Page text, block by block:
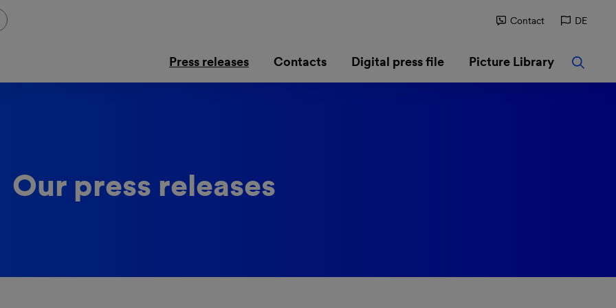
Contact DE
Press releases Contacts Digital press file Picture Library
Our press releases